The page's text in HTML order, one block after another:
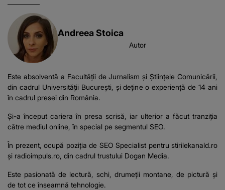
Andreea Stoica
Autor
Este absolventă a Facultății de Jurnalism și Științele Comunicării,
din cadrul Universității București, şi deţine o experienţă de 14 ani
în cadrul presei din România.
Şi-a început cariera în presa scrisă, iar ulterior a făcut tranziţia
către mediul online, în special pe segmentul SEO.
În prezent, ocupă poziţia de SEO Specialist pentru stirilekanald.ro
şi radioimpuls.ro , din cadrul trustului Dogan Media.
Este pasionată de lectură, schi, drumeţii montane, de pictură şi
de tot ce înseamnă tehnologie.